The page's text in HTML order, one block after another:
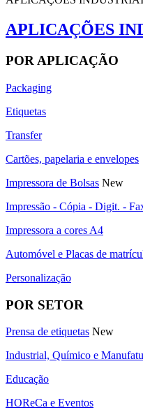
APLICAÇÕES
POR APLICAÇÃO
Packaging
Etiquetas
Transfer
Cartões, papelaria e envelopes
Impressora de Bolsas New
Impressão - Cópia - Digit. -
Impressora a cores A4
Automóvel e Placas de
Personalização
POR SETOR
Prensa de etiquetas New
Industrial, Químico e
Educação
HOReCa e Eventos